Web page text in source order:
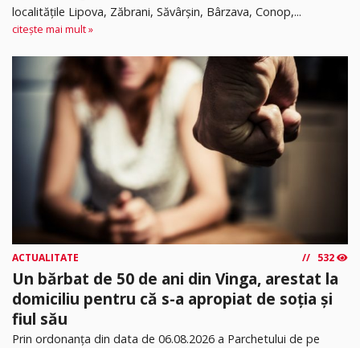
localitățile Lipova, Zăbrani, Săvârșin, Bârzava, Conop,...
citește mai mult »
ACTUALITATE 532
Un bărbat de 50 de ani din Vinga, arestat la
domiciliu pentru că s-a apropiat de soția și
fiul său
Prin ordonanța din data de 06.08.2026 a Parchetului de pe